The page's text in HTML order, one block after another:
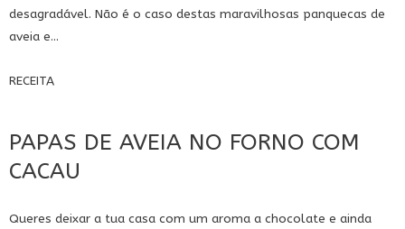
desagradável. Não é o caso destas maravilhosas panquecas de
aveia e...
RECEITA
PAPAS DE AVEIA NO FORNO COM
CACAU
Queres deixar a tua casa com um aroma a chocolate e ainda